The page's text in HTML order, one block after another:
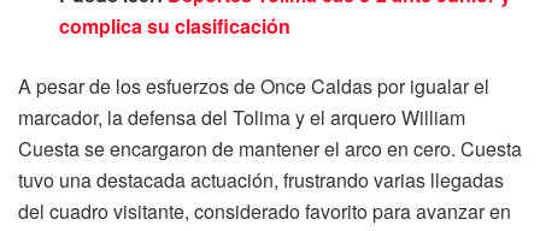
complica su clasificación
A pesar de los esfuerzos de Once Caldas por igualar el
marcador, la defensa del Tolima y el arquero William
Cuesta se encargaron de mantener el arco en cero. Cuesta
tuvo una destacada actuación, frustrando varias llegadas
del cuadro visitante, considerado favorito para avanzar en